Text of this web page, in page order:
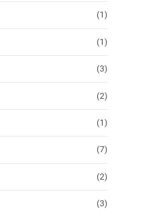
(1)
(1)
(3)
(2)
(1)
(7)
(2)
(3)